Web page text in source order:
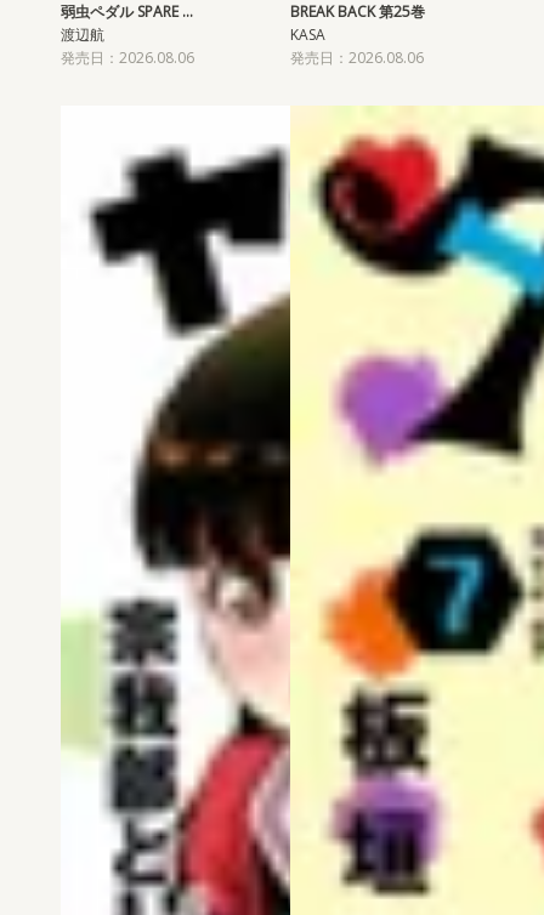
弱虫ペダル SPARE …
渡辺航
発売日：2026.08.06
BREAK BACK 第25巻
KASA
発売日：2026.08.06